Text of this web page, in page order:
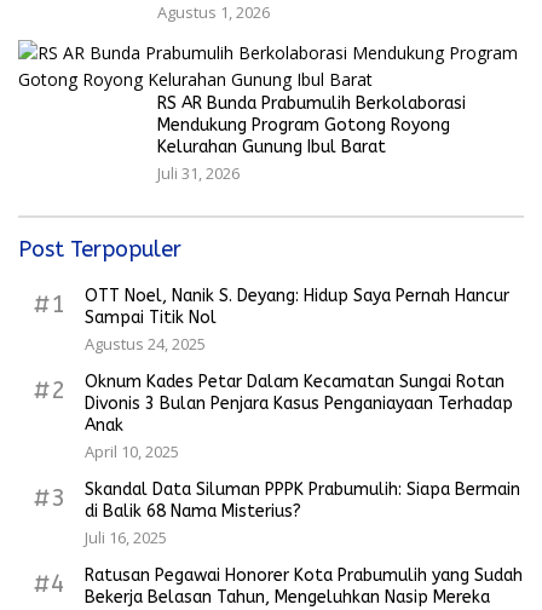
Agustus 1, 2026
RS AR Bunda Prabumulih Berkolaborasi
Mendukung Program Gotong Royong
Kelurahan Gunung Ibul Barat
Juli 31, 2026
Post Terpopuler
#1
OTT Noel, Nanik S. Deyang: Hidup Saya Pernah Hancur
Sampai Titik Nol
Agustus 24, 2025
#2
Oknum Kades Petar Dalam Kecamatan Sungai Rotan
Divonis 3 Bulan Penjara Kasus Penganiayaan Terhadap
Anak
April 10, 2025
#3
Skandal Data Siluman PPPK Prabumulih: Siapa Bermain
di Balik 68 Nama Misterius?
Juli 16, 2025
#4
Ratusan Pegawai Honorer Kota Prabumulih yang Sudah
Bekerja Belasan Tahun, Mengeluhkan Nasip Mereka